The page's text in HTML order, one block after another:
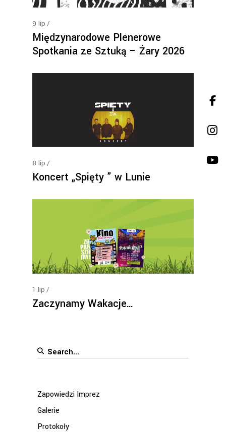
9 lip
Międzynarodowe Plenerowe
Spotkania ze Sztuką – Żary 2026
8 lip
Koncert „Spięty ” w Lunie
1 lip
Zaczynamy Wakacje…
Search
Zapowiedzi Imprez
Galerie
Protokoły